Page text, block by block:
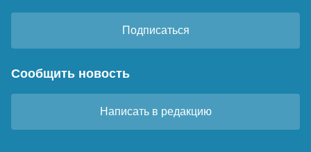
Подписаться
Сообщить новость
Написать в редакцию